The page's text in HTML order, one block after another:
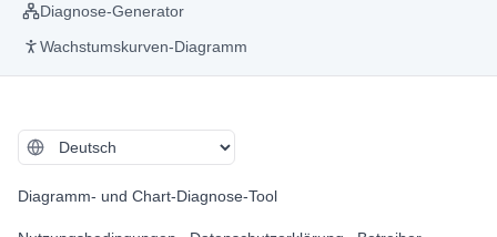
Diagnose-Generator
Wachstumskurven-Diagramm
Diagramm- und Chart-Diagnose-Tool